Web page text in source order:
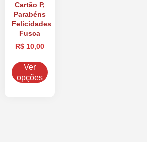
Cartão P,
Parabéns
Felicidades
Fusca
R$ 10,00
Ver
opções